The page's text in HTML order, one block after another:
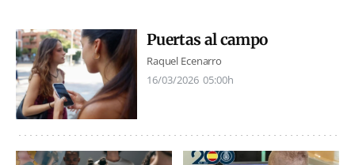
Puertas al campo
Raquel Ecenarro
16/03/2026 05:00h